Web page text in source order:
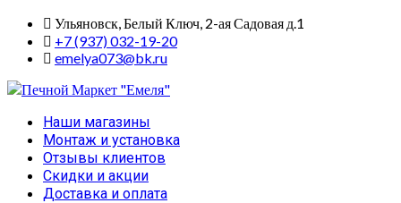
Skip
content
Ульяновск, Белый Ключ, 2-ая Садовая д.1
+7 (937) 032-19-20
emelya073@bk.ru
Primary
Menu
Наши магазины
Монтаж и установка
Отзывы клиентов
Скидки и акции
Доставка и оплата